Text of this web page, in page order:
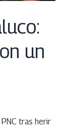
un
tras herir